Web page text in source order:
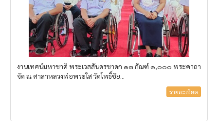
งานเทศน์มหาชาติ พระเวสสันดรชาดก ๑๓ กัณฑ์ ๑,๐๐๐ พระคาถา
จัด ณ ศาลาหลวงพ่อพระใส วัดโพธิ์ชัย...
รายละเอียด